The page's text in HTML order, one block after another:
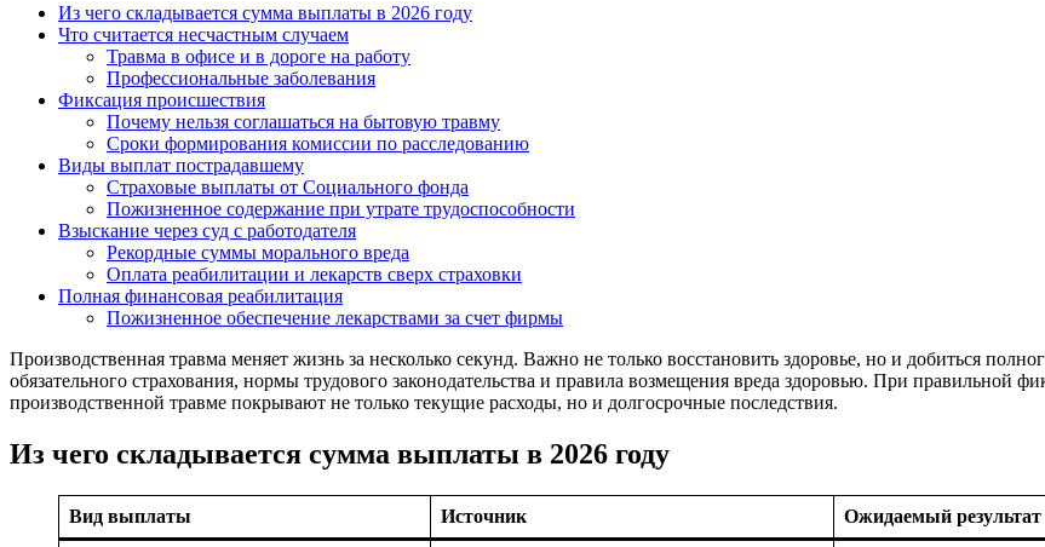
Из чего складывается сумма выплаты в 2026 году
Что считается несчастным случаем
Травма в офисе и в дороге на работу
Профессиональные заболевания
Фиксация происшествия
Почему нельзя соглашаться на бытовую травму
Сроки формирования комиссии по расследованию
Виды выплат пострадавшему
Страховые выплаты от Социального фонда
Пожизненное содержание при утрате трудоспособности
Взыскание через суд с работодателя
Рекордные суммы морального вреда
Оплата реабилитации и лекарств сверх страховки
Полная финансовая реабилитация
Пожизненное обеспечение лекарствами за счет фирмы
Производственная травма меняет жизнь за несколько секунд. Важно не только восстановить здоровье, но и добиться
обязательного страхования, нормы трудового законодательства и правила возмещения вреда здоровью. При
производственной травме покрывают не только текущие расходы, но и долгосрочные последствия.
Из чего складывается сумма выплаты в 2026 году
Вид выплаты Источник Ожидаемый